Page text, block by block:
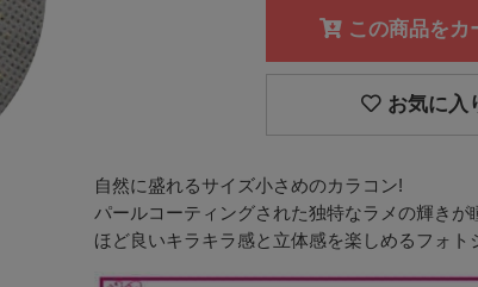
この商品をカ
お気に入
自然に盛れるサイズ小さめのカラコン!
パールコーティングされた独特なラメの輝き
ほど良いキラキラ感と立体感を楽しめるフォ